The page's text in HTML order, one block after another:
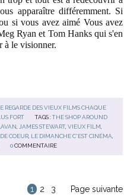
apparaître différemment. Si
si vous avez aimé Vous avez
Ryan et Tom Hanks qui s'en
à le visionner.
REGARDE DES VIEUX FILMS CHAQUE
FORT TAGS :THE SHOP AROUND
JAMES STEWART,VIEUX FILM
COEUR LE DIMANCHE C'EST CINÉMA
0 COMMENTAIRE
1 2 3 Page suivante